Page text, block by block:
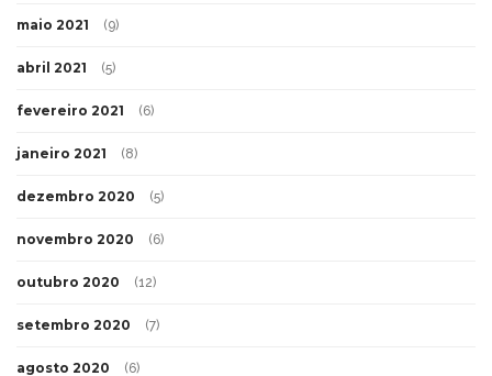
maio 2021 (9)
abril 2021 (5)
fevereiro 2021 (6)
janeiro 2021 (8)
dezembro 2020 (5)
novembro 2020 (6)
outubro 2020 (12)
setembro 2020 (7)
agosto 2020 (6)